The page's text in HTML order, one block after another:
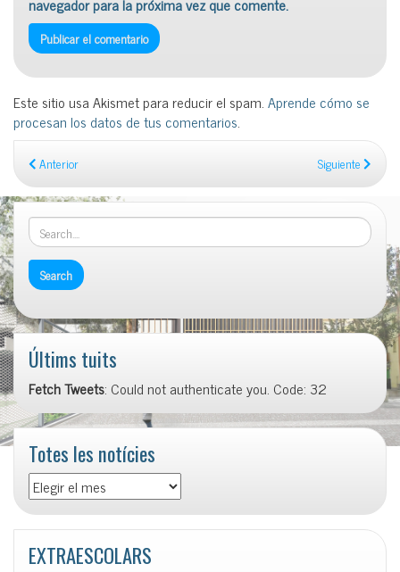
Este sitio usa Akismet para reducir el spam.Aprende cómo se
procesan los datos de tus comentarios.
Anterior Siguiente
Últims tuits
Fetch Tweets: Could not authenticate you. Code: 32
Totes les notícies
Totes
les
notícies
EXTRAESCOLARS